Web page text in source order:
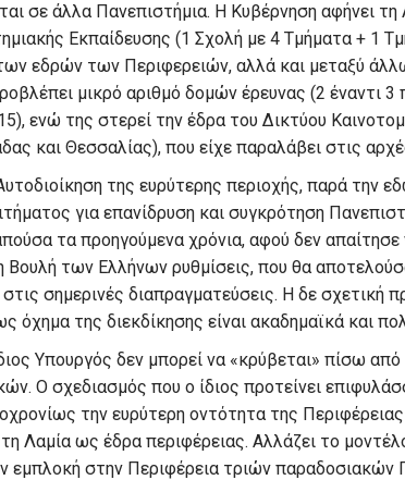
σε άλλα Πανεπιστήμια. Η Κυβέρνηση αφήνει
Εκπαίδευσης (1 Σχολή με 4 Τμήματα + 1
εδρών των Περιφερειών, αλλά και μεταξύ
μικρό αριθμό δομών έρευνας (2 έναντι 3
ενώ της στερεί την έδρα του Δικτύου
και Θεσσαλίας), που είχε παραλάβει στις
της ευρύτερης περιοχής, παρά την
για επανίδρυση και συγκρότηση
τα προηγούμενα χρόνια, αφού δεν
των Ελλήνων ρυθμίσεις, που θα
στις σημερινές διαπραγματεύσεις. Η δε σχετική
όχημα της διεκδίκησης είναι ακαδημαϊκά και
Υπουργός δεν μπορεί να «κρύβεται» πίσω
Ο σχεδιασμός που ο ίδιος προτείνει
την ευρύτερη οντότητα της
Λαμία ως έδρα περιφέρειας. Αλλάζει το
εμπλοκή στην Περιφέρεια τριών παραδοσιακών